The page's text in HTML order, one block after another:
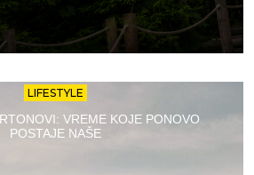
LIFESTYLE
VREME KOJE PONOVO
POSTAJE NAŠE